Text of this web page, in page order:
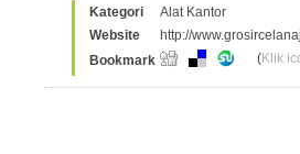
Kategori
Alat Kantor
Website
http://
Bookmark
(Klik